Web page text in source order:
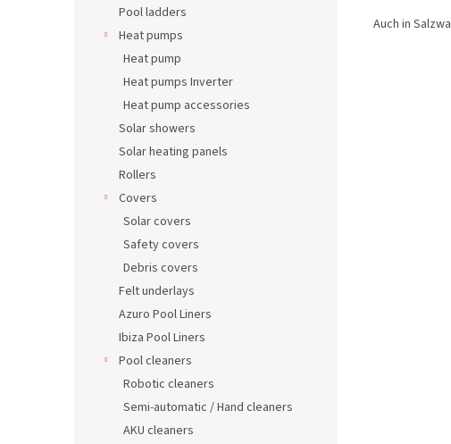
Pool ladders
Heat pumps
Heat pump
Heat pumps Inverter
Heat pump accessories
Solar showers
Solar heating panels
Rollers
Covers
Solar covers
Safety covers
Debris covers
Felt underlays
Azuro Pool Liners
Ibiza Pool Liners
Pool cleaners
Robotic cleaners
Semi-automatic / Hand cleaners
AKU cleaners
Auch in